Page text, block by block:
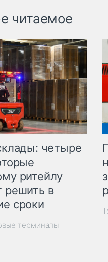
читаемое
четыре
ритейлу
решить в
сроки
терминалы